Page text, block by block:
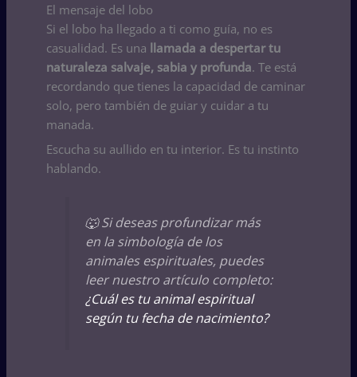
El mensaje del lobo
Si el lobo ha llegado a ti como guía, no es
casualidad. Es una llamada a despertar tu
naturaleza salvaje, sabia y profunda. Te está
recordando que tienes la capacidad de caminar
solo, pero también de guiar y cuidar a tu
manada.
Escucha su aullido en tu interior. Es tu instinto
hablando.
🐺 Si deseas profundizar más
en la simbología de los
animales espirituales, puedes
leer nuestro artículo completo:
¿Cuál es tu animal espiritual
según tu fecha de nacimiento?